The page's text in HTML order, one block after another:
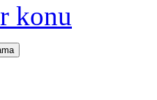
konu